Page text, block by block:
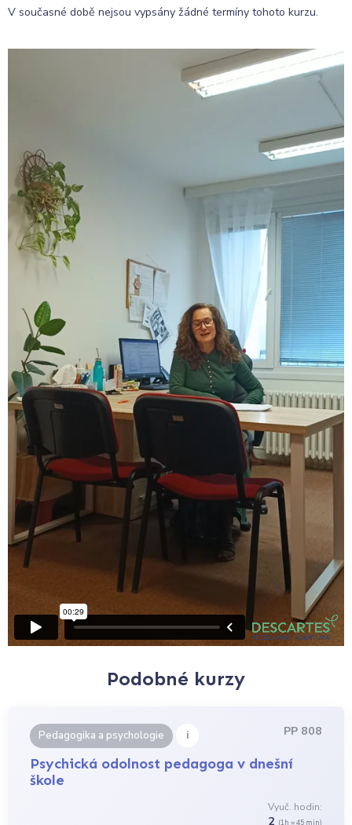
V současné době nejsou vypsány žádné termíny tohoto kurzu.
Podobné kurzy
Pedagogika a psychologie i PP 808
Psychická odolnost pedagoga v dnešní
škole
Vyuč. hodin:
2 (1h = 45 min)